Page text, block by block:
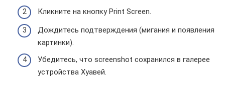
Кликните на кнопку Print Screen.
Дождитесь подтверждения (мигания и появления
картинки).
Убедитесь, что screenshot сохранился в галерее
устройства Хуавей.